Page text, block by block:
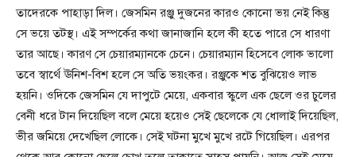
তাদেরকে পাহাড়া দিল। জেসমিন রঞ্জু দুজনের কারও কোনো ভয় নেই কিন্তু
সে ভয়ে তটস্থ। এই সম্পর্কের কথা জানাজানি হলে কী হতে পারে সে ধারণা
তার আছে। কারণ সে চেয়ারম্যানকে চেনে। চেয়ারম্যান হিসেবে লোক ভালো
তবে স্বার্থে ঊনিশ-বিশ হলে সে অতি ভয়ংকর। রঞ্জুকে শত বুঝিয়েও লাভ
হয়নি। ওদিকে জেসমিন যে দাপুটে মেয়ে, একবার স্কুলে এক ছেলে ওর চুলের
বেনী ধরে টান দিয়েছিল বলে মেয়ে হয়েও সেই ছেলেকে যে ধোলাই দিয়েছিল,
ভীর জমিয়ে দেখেছিল লোকে। সেই ঘটনা মুখে মুখে রটে গিয়েছিল। এরপর